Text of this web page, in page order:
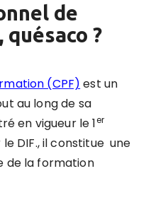
de
quésaco ?
(CPF) est un
au long de sa
en vigueur le 1er
DIF., il constitue une
de la formation